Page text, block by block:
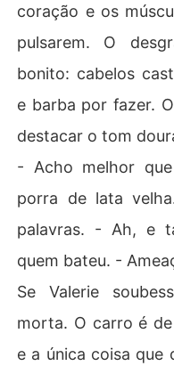
coração e os
pulsarem. O
bonito: cabelos
e barba por fazer.
destacar o tom
- Acho melhor
porra de lata
palavras. - Ah, e
quem bateu. -
Se Valerie
morta. O carro é
e a única coisa